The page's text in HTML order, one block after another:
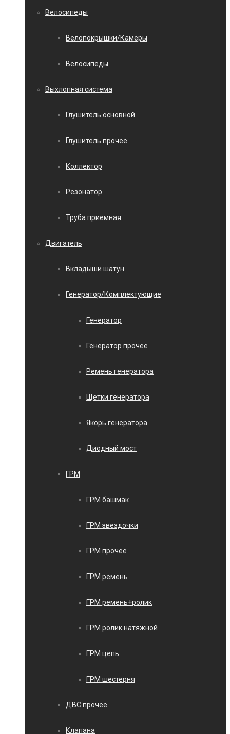
Велосипеды
Велопокрышки/Камеры
Велосипеды
Выхлопная система
Глушитель основной
Глушитель прочее
Коллектор
Резонатор
Труба приемная
Двигатель
Вкладыши шатун
Генератор/Комплектующие
Генератор
Генератор прочее
Ремень генератора
Щетки генератора
Якорь генератора
Диодный мост
ГРМ
ГРМ башмак
ГРМ звездочки
ГРМ прочее
ГРМ ремень
ГРМ ремень+ролик
ГРМ ролик натяжной
ГРМ цепь
ГРМ шестерня
ДВС прочее
Клапана